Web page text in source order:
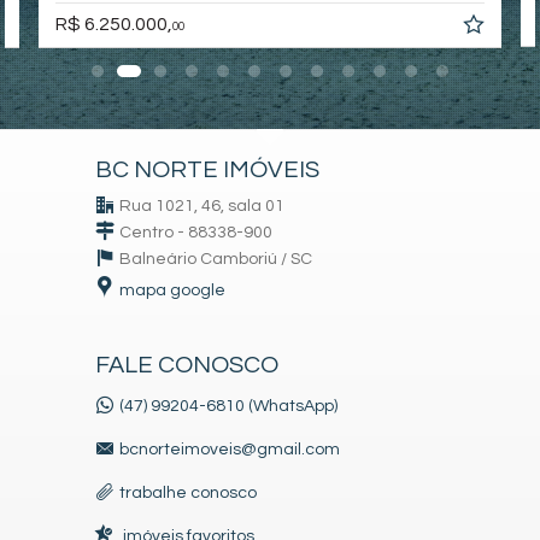
R$ 6.250.000, 00
BC NORTE IMÓVEIS
Rua 1021, 46, sala 01
Centro - 88338-900
Balneário Camboriú / SC
mapa google
FALE CONOSCO
(47) 99204-6810 (WhatsApp)
bcnorteimoveis@gmail.com
trabalhe conosco
imóveis favoritos